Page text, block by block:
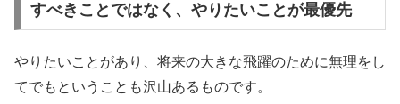
すべきことではなく、やりたいことが最優先
やりたいことがあり、将来の大きな飛躍のために無理をし
てでもということも沢山あるものです。